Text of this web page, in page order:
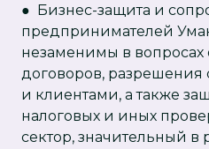
● Бизнес-защита и
предпринимателей
незаменимы в
договоров, разрешения
и клиентами, а также
налоговых и иных
сектор, значительный в